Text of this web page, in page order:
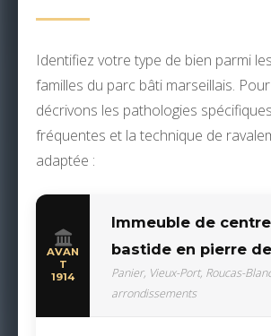
Identifiez votre type de bien parmi
familles du parc bâti marseillais.
décrivons les pathologies
fréquentes et la technique de
adaptée :
AVAN
T
1914
Immeuble de
bastide en pierre
Panier, Vieux-Port, Roucas-
arrondissements